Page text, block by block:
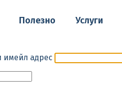
Полезно Услуги
имейл адрес